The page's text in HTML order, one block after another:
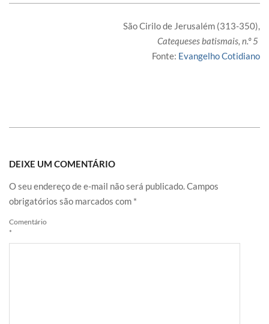
São Cirilo de Jerusalém (313-350),
Catequeses batismais, n.º 5
Fonte: Evangelho Cotidiano
DEIXE UM COMENTÁRIO
O seu endereço de e-mail não será publicado.Campos
obrigatórios são marcados com *
Comentário
*